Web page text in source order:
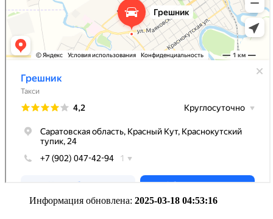
Информация обновлена: 2025-03-18 04:53:16